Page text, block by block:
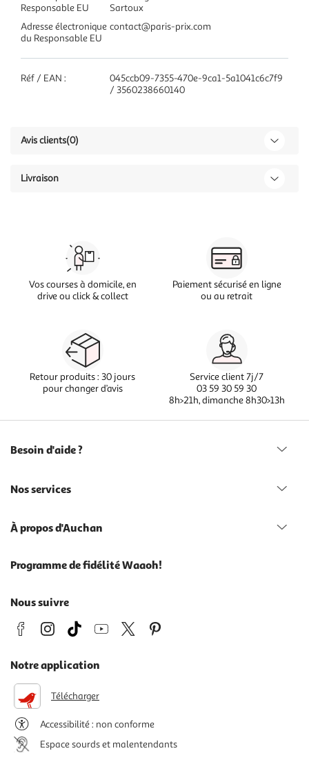
Responsable EU
Sartoux
Adresse électronique
du Responsable EU
contact@paris-prix.com
Réf / EAN :
045ccb09-7355-470e-9ca1-5a1041c6c7f9
/ 3560238660140
Avis clients(0)
Livraison
Vos courses à domicile, en
drive ou click & collect
Paiement sécurisé en ligne
ou au retrait
Retour produits : 30 jours
pour changer d’avis
Service client 7j/7
03 59 30 59 30
8h>21h, dimanche 8h30>13h
Besoin d'aide ?
Nos services
À propos d'Auchan
Programme de fidélité Waaoh!
Nous suivre
Notre application
Télécharger
Accessibilité : non conforme
Espace sourds et malentendants